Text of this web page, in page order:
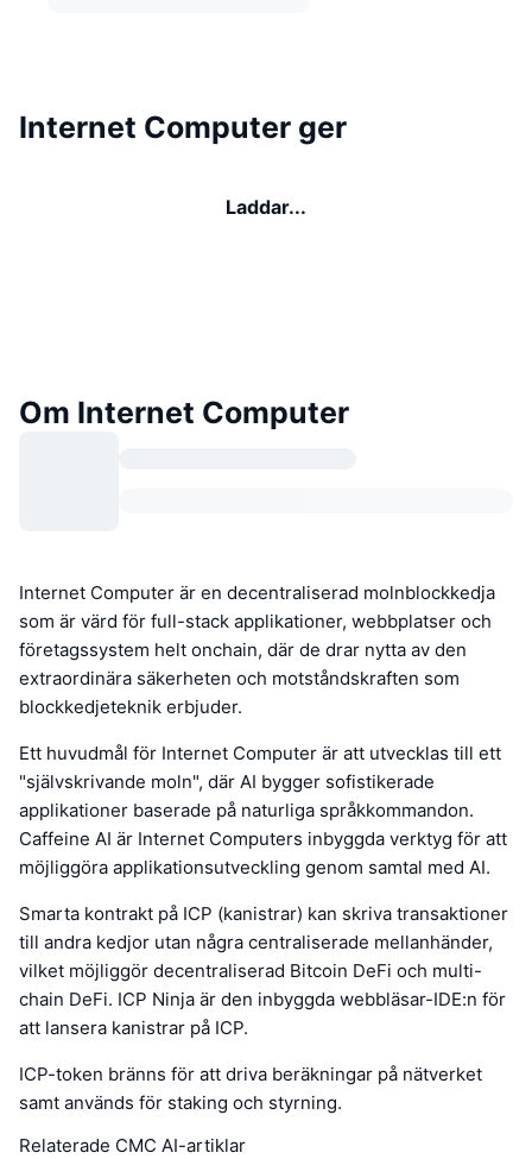
Internet Computer ger
Laddar...
Om Internet Computer
Internet Computer är en decentraliserad molnblockkedja
som är värd för full-stack applikationer, webbplatser och
företagssystem helt onchain, där de drar nytta av den
extraordinära säkerheten och motståndskraften som
blockkedjeteknik erbjuder.
Ett huvudmål för Internet Computer är att utvecklas till ett
"självskrivande moln", där AI bygger sofistikerade
applikationer baserade på naturliga språkkommandon.
Caffeine AI är Internet Computers inbyggda verktyg för att
möjliggöra applikationsutveckling genom samtal med AI.
Smarta kontrakt på ICP (kanistrar) kan skriva transaktioner
till andra kedjor utan några centraliserade mellanhänder,
vilket möjliggör decentraliserad Bitcoin DeFi och multi-
chain DeFi. ICP Ninja är den inbyggda webbläsar-IDE:n för
att lansera kanistrar på ICP.
ICP-token bränns för att driva beräkningar på nätverket
samt används för staking och styrning.
Relaterade CMC AI-artiklar